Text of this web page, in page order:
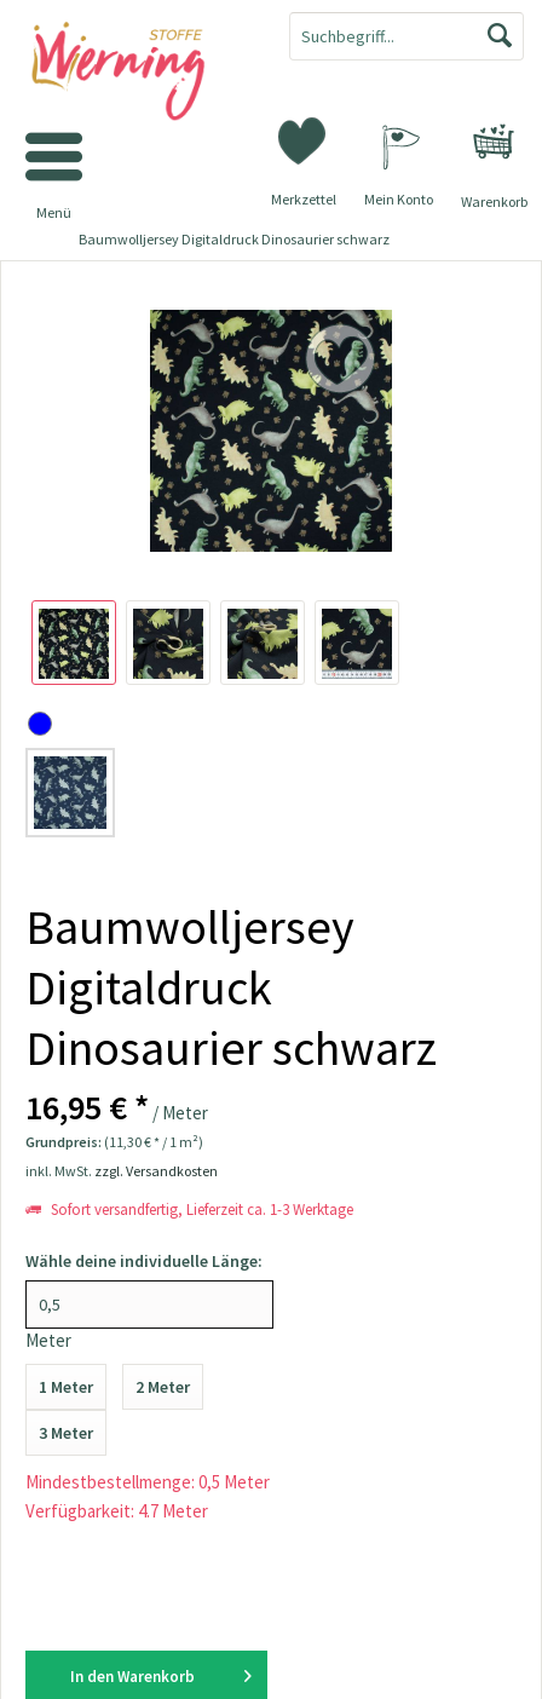
Warenkorb
Merkzettel Mein Konto
Menü
Baumwolljersey Digitaldruck Dinosaurier schwarz
Baumwolljersey
Digitaldruck
Dinosaurier schwarz
16,95 € * / Meter
Grundpreis: (11,30 € * / 1 m²)
inkl. MwSt. zzgl. Versandkosten
Sofort versandfertig, Lieferzeit ca. 1-3 Werktage
Wähle deine individuelle Länge:
Meter
1 Meter 2 Meter
3 Meter
Mindestbestellmenge: 0,5 Meter
Verfügbarkeit: 4.7 Meter
In den Warenkorb